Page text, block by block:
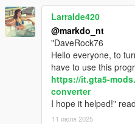
Larralde420
@markdo_nt
"DaveRock76
Hello everyone, to
have to use this
https://it.gta5-
converter
I hope it helped!"
11 июля 2025